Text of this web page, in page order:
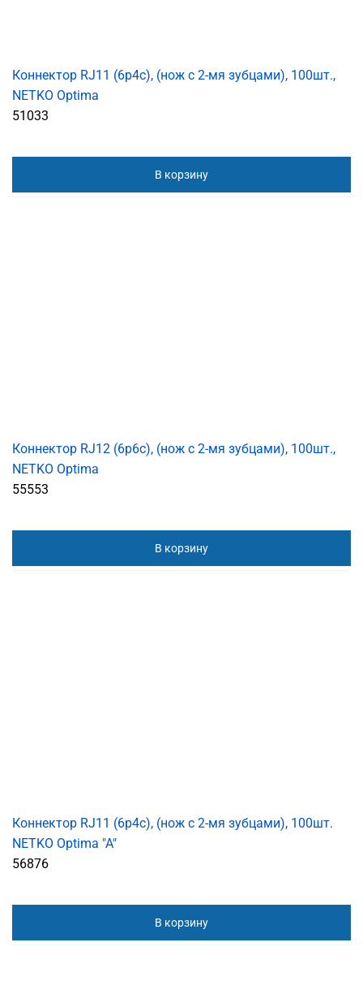
Коннектор RJ11 (6p4c), (нож с 2-мя зубцами), 100шт.,
NETKO Optima
51033
В корзину
Коннектор RJ12 (6p6c), (нож с 2-мя зубцами), 100шт.,
NETKO Optima
55553
В корзину
Коннектор RJ11 (6p4c), (нож с 2-мя зубцами), 100шт.
NETKO Optima "A"
56876
В корзину